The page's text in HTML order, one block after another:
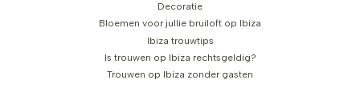
Decoratie
Bloemen voor jullie bruiloft op Ibiza
Ibiza trouwtips
Is trouwen op Ibiza rechtsgeldig?
Trouwen op Ibiza zonder gasten